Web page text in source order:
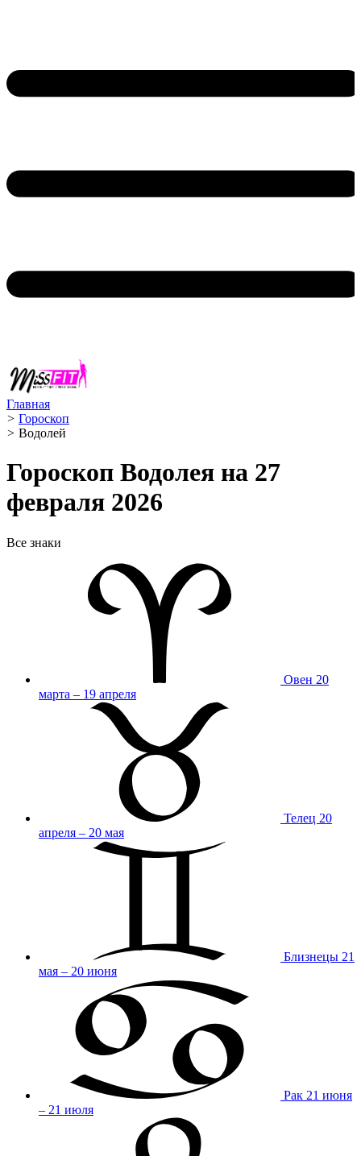
Главная
> Гороскоп
> Водолей ️
Гороскоп Водолея на 27
февраля 2026
Все знаки
Овен 20
марта – 19 апреля
Телец 20
апреля – 20 мая
Близнецы 21
мая – 20 июня
Рак 21 июня
– 21 июля